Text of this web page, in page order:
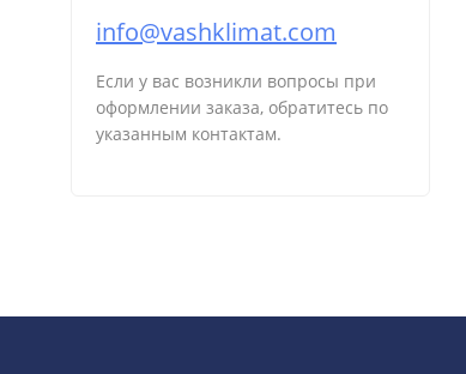
info@vashklimat.com
Если у вас возникли вопросы при
оформлении заказа, обратитесь по
указанным контактам.